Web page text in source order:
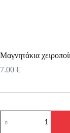
Μαγνητάκια
7.00 €
χειροποίητα